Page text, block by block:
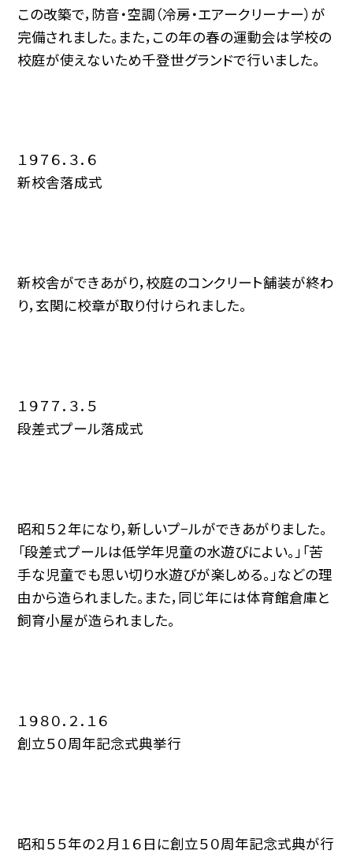
この改築で，防音・空調（冷房・エアークリーナー）が
完備されました。また，この年の春の運動会は学校の
校庭が使えないため千登世グランドで行いました。
１９７６．３．６
新校舎落成式
新校舎ができあがり，校庭のコンクリート舗装が終わ
り，玄関に校章が取り付けられました。
１９７７．３．５
段差式プール落成式
昭和５２年になり，新しいプ−ルができあがりました。
「段差式プールは低学年児童の水遊びによい。」「苦
手な児童でも思い切り水遊びが楽しめる。」などの理
由から造られました。また，同じ年には体育館倉庫と
飼育小屋が造られました。
１９８０．２．１６
創立５０周年記念式典挙行
昭和５５年の２月１６日に創立５０周年記念式典が行